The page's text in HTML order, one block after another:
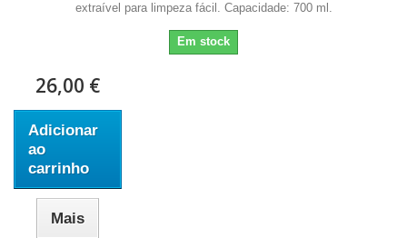
extraível para limpeza fácil. Capacidade: 700 ml.
Em stock
26,00 €
Adicionar
ao
carrinho
Mais